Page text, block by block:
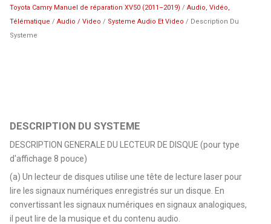
Toyota Camry Manuel de réparation XV50 (2011–2019) /Audio, Vidéo,
Télématique /Audio / Video / Systeme Audio Et Video / Description Du
Systeme
DESCRIPTION DU SYSTEME
DESCRIPTION GENERALE DU LECTEUR DE DISQUE (pour type
d'affichage 8 pouce)
(a) Un lecteur de disques utilise une tête de lecture laser pour
lire les signaux numériques enregistrés sur un disque. En
convertissant les signaux numériques en signaux analogiques,
il peut lire de la musique et du contenu audio.